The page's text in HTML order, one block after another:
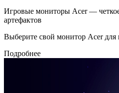
Игровые мониторы Acer —
артефактов
Выберите свой монитор Acer для
Подробнее